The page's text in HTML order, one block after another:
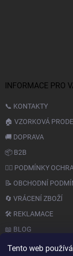
Tento web
INFORMACE PRO
📞 KONTAKTY
🏠 VZORKOVÁ
🚚 DOPRAVA
📦 B2B
🙆‍♂️ PODMÍNKY
📝 OBCHODNÍ
🔄 VRÁCENÍ ZBOŽÍ
🛠️ REKLAMACE
📖 BLOG